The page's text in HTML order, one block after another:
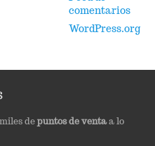
comentarios
WordPress.org
depuntos de ventaa lo